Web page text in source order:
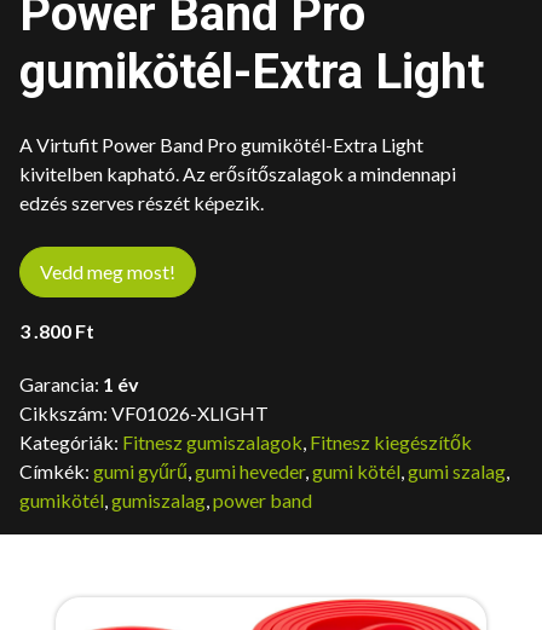
Power Band Pro
gumikötél-Extra Light
A Virtufit Power Band Pro gumikötél-Extra Light
kivitelben kapható. Az erősítőszalagok a mindennapi
edzés szerves részét képezik.
Vedd meg most!
3 .800 Ft
Garancia: 1 év
Cikkszám: VF01026-XLIGHT
Kategóriák: Fitnesz gumiszalagok, Fitnesz kiegészítők
Címkék: gumi gyűrű,gumi heveder,gumi kötél,gumi szalag,
gumikötél,gumiszalag,power band